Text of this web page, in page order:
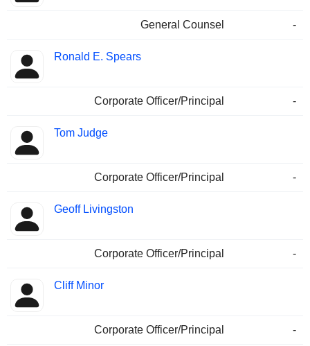
General Counsel -
Ronald E. Spears
Corporate Officer/Principal -
Tom Judge
Corporate Officer/Principal -
Geoff Livingston
Corporate Officer/Principal -
Cliff Minor
Corporate Officer/Principal -